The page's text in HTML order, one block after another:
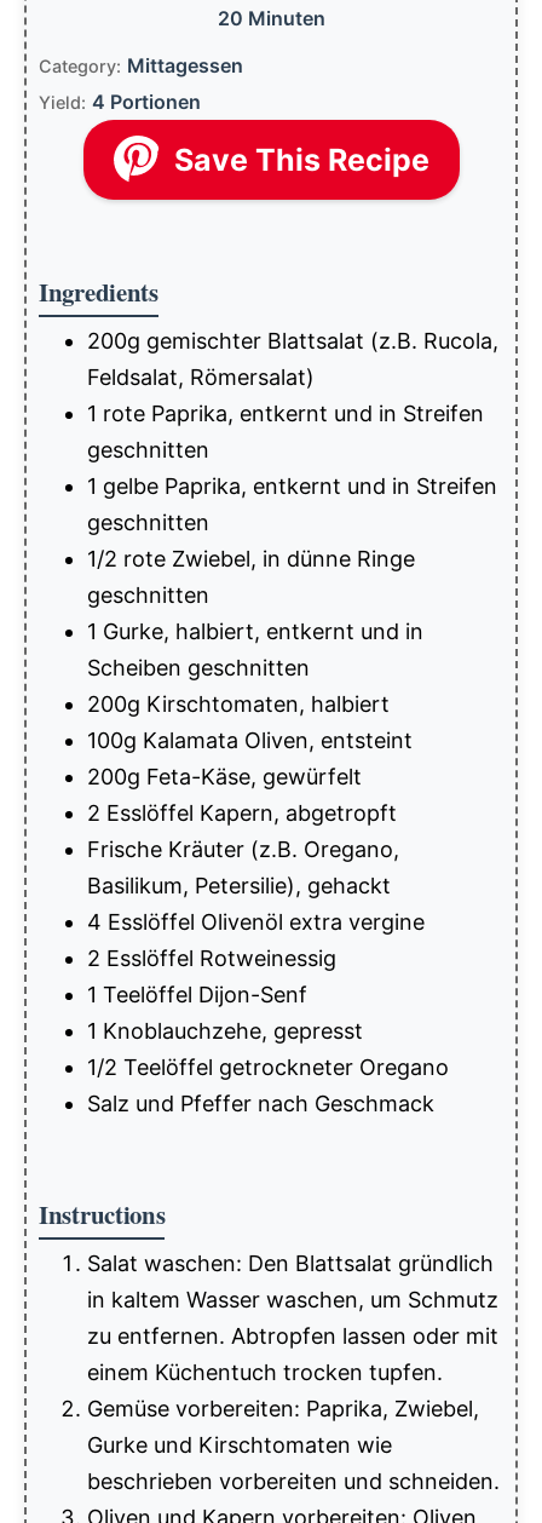
20 Minuten
Category: Mittagessen
Yield: 4 Portionen
Save This Recipe
Ingredients
200g gemischter Blattsalat (z.B. Rucola,
Feldsalat, Römersalat)
1 rote Paprika, entkernt und in Streifen
geschnitten
1 gelbe Paprika, entkernt und in Streifen
geschnitten
1/2 rote Zwiebel, in dünne Ringe
geschnitten
1 Gurke, halbiert, entkernt und in
Scheiben geschnitten
200g Kirschtomaten, halbiert
100g Kalamata Oliven, entsteint
200g Feta-Käse, gewürfelt
2 Esslöffel Kapern, abgetropft
Frische Kräuter (z.B. Oregano,
Basilikum, Petersilie), gehackt
4 Esslöffel Olivenöl extra vergine
2 Esslöffel Rotweinessig
1 Teelöffel Dijon-Senf
1 Knoblauchzehe, gepresst
1/2 Teelöffel getrockneter Oregano
Salz und Pfeffer nach Geschmack
Instructions
Salat waschen: Den Blattsalat gründlich
in kaltem Wasser waschen, um Schmutz
zu entfernen. Abtropfen lassen oder mit
einem Küchentuch trocken tupfen.
Gemüse vorbereiten: Paprika, Zwiebel,
Gurke und Kirschtomaten wie
beschrieben vorbereiten und schneiden.
Oliven und Kapern vorbereiten: Oliven